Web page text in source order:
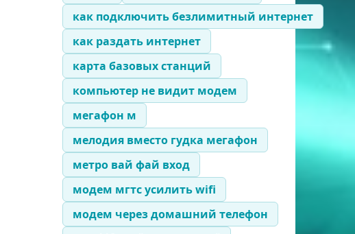
как подключить безлимитный интернет
как раздать интернет
карта базовых станций
компьютер не видит модем
мегафон м
мелодия вместо гудка мегафон
метро вай фай вход
модем мгтс усилить wifi
модем через домашний телефон